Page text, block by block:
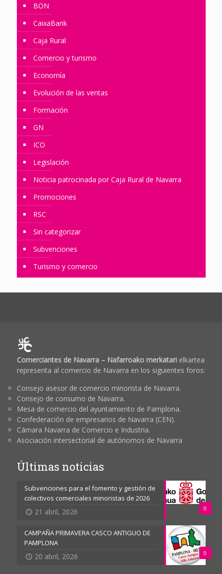
BON
CaixaBank
Caja Rural
Comercio y turismo
Economía
Evolución de las ventas
Formación
GN
ICO
Legislación
Noticia patrocinada por Caja Rural de Navarra
Promociones
RSC
Sin categorizar
Subvenciones
Turismo y comercio
Comerciantes de Navarra – Nafarroako merkatarielkartea
representa al comercio de Navarra en los siguientes foros:
Consejo asesor de comercio minorista de Navarra.
Consejo de consumo de Navarra.
Mesa de comercio del ayuntamiento de Pamplona.
Confederación de empresarios de Navarra (CEN).
Cámara Navarra de Comercio e Industria.
Asociación intersectorial de autónomos de Navarra
Últimas noticias
0
Subvenciones para el fomento y gestión de
colectivos comerciales minoristas de 2026
21 abril, 2026
0
CAMPAÑA PRIMAVERA CASCO ANTIGUO DE
PAMPLONA
20 abril, 2026